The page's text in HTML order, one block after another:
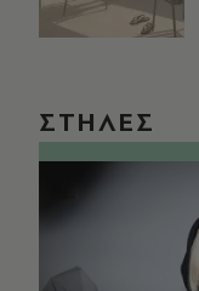
ΣΤΗΛΕΣ